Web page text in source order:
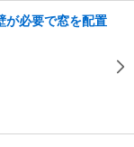
が必要で窓を配置